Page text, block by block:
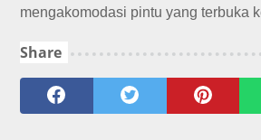
mengakomodasi pintu yang terbuka
Share